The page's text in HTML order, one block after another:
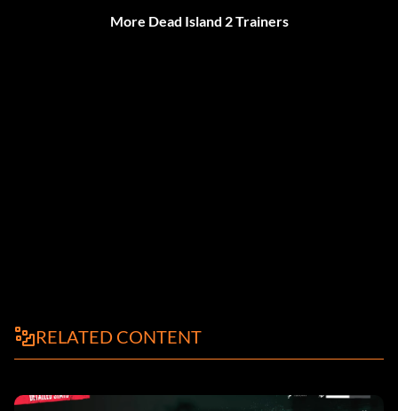
More Dead Island 2 Trainers
RELATED CONTENT